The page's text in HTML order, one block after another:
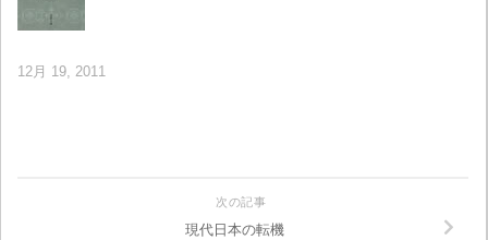
12月 19, 2011
次の記事
現代日本の転機